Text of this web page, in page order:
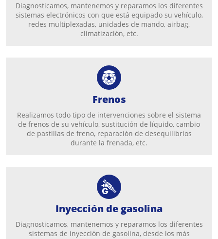
Diagnosticamos, mantenemos y reparamos los diferentes
sistemas electrónicos con que está equipado su vehículo,
redes multiplexadas, unidades de mando, airbag,
climatización, etc.
Frenos
Realizamos todo tipo de intervenciones sobre el sistema
de frenos de su vehículo, sustitución de líquido, cambio
de pastillas de freno, reparación de desequilibrios
durante la frenada, etc.
Inyección de gasolina
Diagnosticamos, mantenemos y reparamos los diferentes
sistemas de inyección de gasolina, desde los más